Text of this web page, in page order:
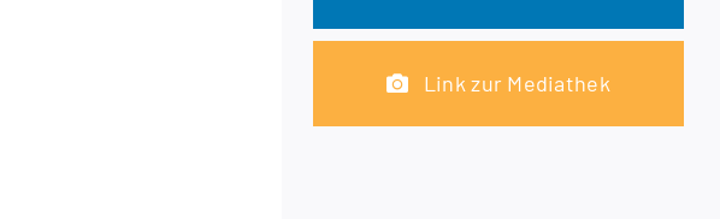
Link zur Mediathek